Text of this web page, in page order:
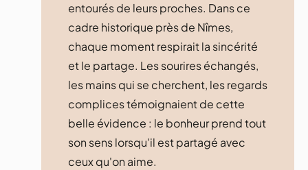
entourés de leurs proches. Dans ce
cadre historique près de Nîmes,
chaque moment respirait la sincérité
et le partage. Les sourires échangés,
les mains qui se cherchent, les regards
complices témoignaient de cette
belle évidence : le bonheur prend tout
son sens lorsqu'il est partagé avec
ceux qu'on aime.